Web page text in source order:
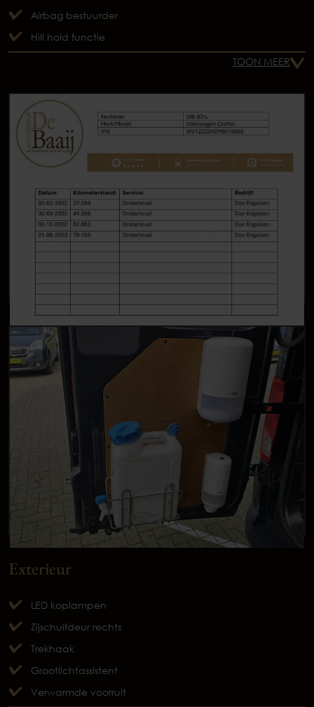
Airbag bestuurder
Hill hold functie
TOON MEER
Exterieur
LED koplampen
Zijschuifdeur rechts
Trekhaak
Grootlichtassistent
Verwarmde voorruit